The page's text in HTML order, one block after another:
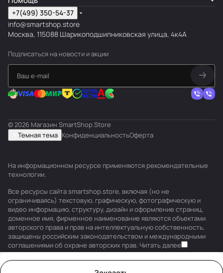
+7(499) 350-54-37
info@smartshop.store
Москва, 115088 Шарикоподшипниковская улица, 4к4А
Подписаться на новости и акции
© 2026 Магазин SmartShop.Store
Темная тема КонфиденциальностьОферта
На информационном ресурсе применяются рекомендательные
технологии.
Все ресурсы сайта smartshop.store, включая (но не
ограничиваясь) текстовую, графическую, фотографическую и
видео информацию, структуру, дизайн и оформление страниц,
доменное имя, фирменное наименование являются объектами
авторского права и прав на интеллектуальную собственность,
защищены российским законодательством и международными
соглашениями об охране авторских прав. Читать далее